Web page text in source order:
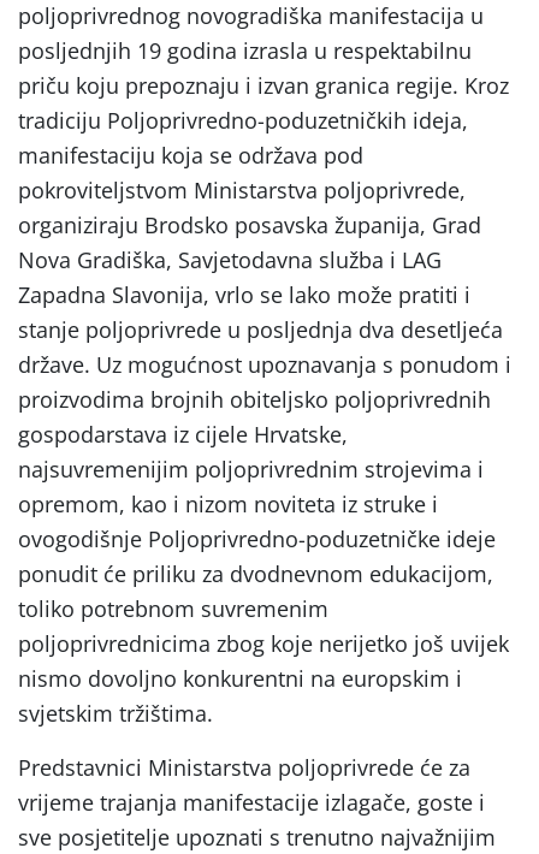
poljoprivrednog novogradiška manifestacija u
posljednjih 19 godina izrasla u respektabilnu
priču koju prepoznaju i izvan granica regije. Kroz
tradiciju Poljoprivredno-poduzetničkih ideja,
manifestaciju koja se održava pod
pokroviteljstvom Ministarstva poljoprivrede,
organiziraju Brodsko posavska županija, Grad
Nova Gradiška, Savjetodavna služba i LAG
Zapadna Slavonija, vrlo se lako može pratiti i
stanje poljoprivrede u posljednja dva desetljeća
države. Uz mogućnost upoznavanja s ponudom i
proizvodima brojnih obiteljsko poljoprivrednih
gospodarstava iz cijele Hrvatske,
najsuvremenijim poljoprivrednim strojevima i
opremom, kao i nizom noviteta iz struke i
ovogodišnje Poljoprivredno-poduzetničke ideje
ponudit će priliku za dvodnevnom edukacijom,
toliko potrebnom suvremenim
poljoprivrednicima zbog koje nerijetko još uvijek
nismo dovoljno konkurentni na europskim i
svjetskim tržištima.
Predstavnici Ministarstva poljoprivrede će za
vrijeme trajanja manifestacije izlagače, goste i
sve posjetitelje upoznati s trenutno najvažnijim